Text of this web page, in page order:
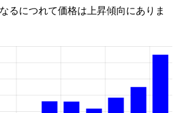
るにつれて価格は上昇傾向にありま